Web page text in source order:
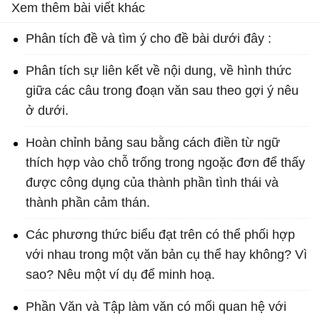
Xem thêm bài viết khác
Phân tích đề và tìm ý cho đề bài dưới đây :
Phân tích sự liên kết về nội dung, về hình thức
giữa các câu trong đoạn văn sau theo gợi ý nêu
ở dưới.
Hoàn chỉnh bảng sau bằng cách điền từ ngữ
thích hợp vào chỗ trống trong ngoặc đơn để thấy
được công dụng của thành phần tình thái và
thành phần cảm thán.
Các phương thức biểu đạt trên có thể phối hợp
với nhau trong một văn bản cụ thể hay không? Vì
sao? Nêu một ví dụ để minh hoạ.
Phần Văn và Tập làm văn có mối quan hệ với